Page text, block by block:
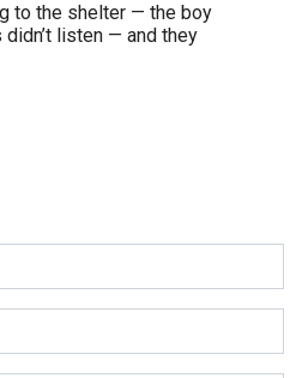
to the shelter — the boy
listen — and they